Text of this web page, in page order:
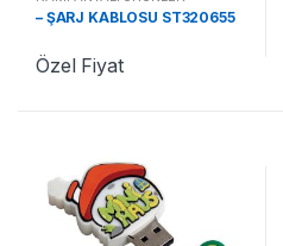
– ŞARJ KABLOSU ST320655
Özel Fiyat